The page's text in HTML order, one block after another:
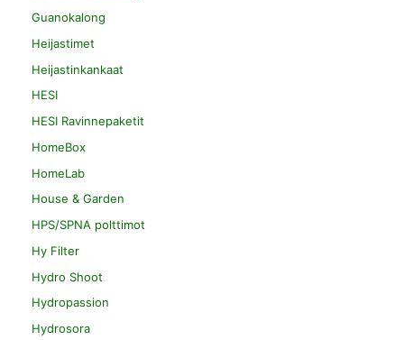
Guanokalong
Heijastimet
Heijastinkankaat
HESI
HESI Ravinnepaketit
HomeBox
HomeLab
House & Garden
HPS/SPNA polttimot
Hy Filter
Hydro Shoot
Hydropassion
Hydrosora